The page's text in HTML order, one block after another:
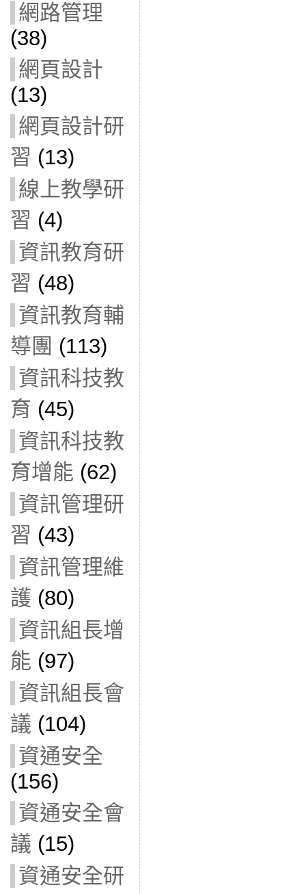
網路管理
(38)
網頁設計
(13)
網頁設計研
習 (13)
線上教學研
習 (4)
資訊教育研
習 (48)
資訊教育輔
導團 (113)
資訊科技教
育 (45)
資訊科技教
育增能 (62)
資訊管理研
習 (43)
資訊管理維
護 (80)
資訊組長增
能 (97)
資訊組長會
議 (104)
資通安全
(156)
資通安全會
議 (15)
資通安全研